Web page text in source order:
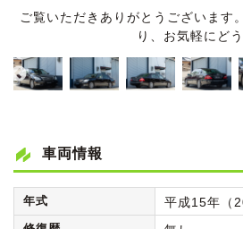
ご覧いただきありがとうございます
り、お気軽にど
車両情報
年式 平成15年（